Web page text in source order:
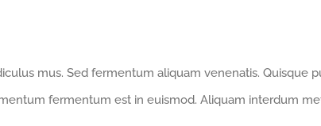
mus. Sed fermentum aliquam venenatis. Quisque
fermentum est in euismod. Aliquam interdum